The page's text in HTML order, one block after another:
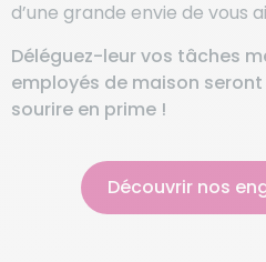
d’une grande envie de vous
Déléguez-leur vos tâches
employés de maison
sourire en prime !
Découvrir nos